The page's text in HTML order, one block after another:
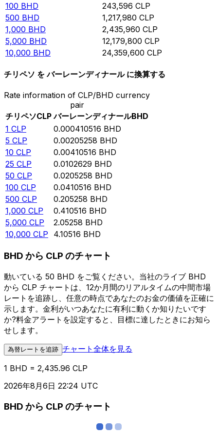
100 BHD 243,596 CLP
500 BHD 1,217,980 CLP
1,000 BHD 2,435,960 CLP
5,000 BHD 12,179,800 CLP
10,000 BHD 24,359,600 CLP
チリペソ を バーレーンディナール に換算する
Rate information of CLP/BHD currency
pair
チリペソCLP バーレーンディナールBHD
1 CLP 0.000410516 BHD
5 CLP 0.00205258 BHD
10 CLP 0.00410516 BHD
25 CLP 0.0102629 BHD
50 CLP 0.0205258 BHD
100 CLP 0.0410516 BHD
500 CLP 0.205258 BHD
1,000 CLP 0.410516 BHD
5,000 CLP 2.05258 BHD
10,000 CLP 4.10516 BHD
BHD から CLP のチャート
動いている 50 BHD をご覧ください。当社のライブ BHD
から CLP チャートは、12か月間のリアルタイムの中間市場
レートを追跡し、任意の時点であなたのお金の価値を正確に
示します。金利がいつあなたに有利に動くか知りたいです
か?料金アラートを設定すると、目標に達したときにお知ら
せします。
為替レートを追跡 チャート全体を見る
1 BHD = 2,435.96 CLP
2026年8月6日 22:24 UTC
BHD から CLP のチャート